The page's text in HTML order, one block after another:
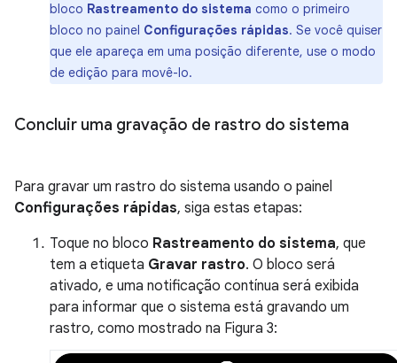
bloco Rastreamento do sistema como o primeiro
bloco no painel Configurações rápidas. Se você quiser
que ele apareça em uma posição diferente, use o modo
de edição para movê-lo.
Concluir uma gravação de rastro do sistema
Para gravar um rastro do sistema usando o painel
Configurações rápidas, siga estas etapas:
Toque no bloco Rastreamento do sistema, que
tem a etiqueta Gravar rastro. O bloco será
ativado, e uma notificação contínua será exibida
para informar que o sistema está gravando um
rastro, como mostrado na Figura 3: